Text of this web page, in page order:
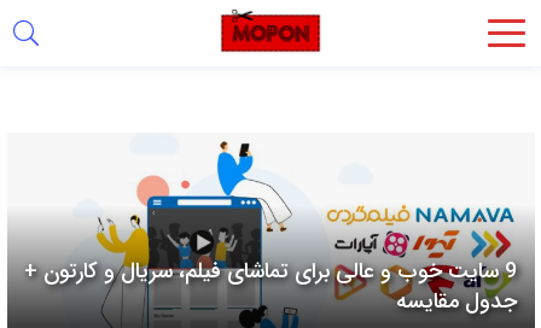
اشتراک
از
روش‌های
زیر
می‌توانید
9 سایت خوب و عالی برای تماشای فیلم، سریال و کارتون +
جدول مقایسه